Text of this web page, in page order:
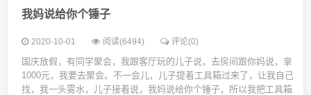
我妈说给你个锤子
2020-10-01 阅读(6494) 评论(0)
国庆放假，有同学聚会，我跟客厅玩的儿子说，去房间跟你妈说，拿
1000元，我要去聚会。不一会儿，儿子提着工具箱过来了，让我自己
找，我一头雾水，儿子接着说，我妈说给你个锤子，所以我把工具箱